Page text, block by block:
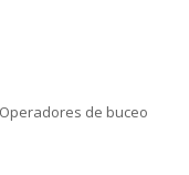
de buceo